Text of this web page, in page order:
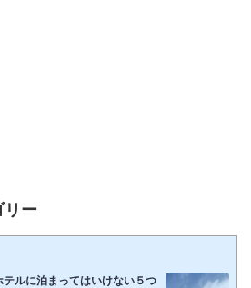
リー
ルに泊まってはいけない５つ